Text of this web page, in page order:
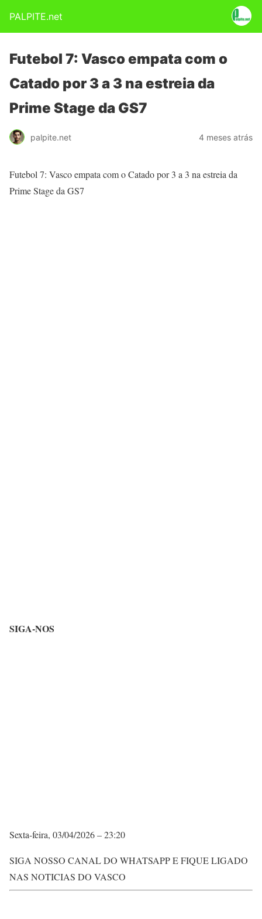
PALPITE.net
Futebol 7: Vasco empata com o
Catado por 3 a 3 na estreia da
Prime Stage da GS7
palpite.net 4 meses atrás
Futebol 7: Vasco empata com o Catado por 3 a 3 na estreia da
Prime Stage da GS7
SIGA-NOS
Sexta-feira, 03/04/2026 – 23:20
SIGA NOSSO CANAL DO WHATSAPP E FIQUE LIGADO
NAS NOTICIAS DO VASCO